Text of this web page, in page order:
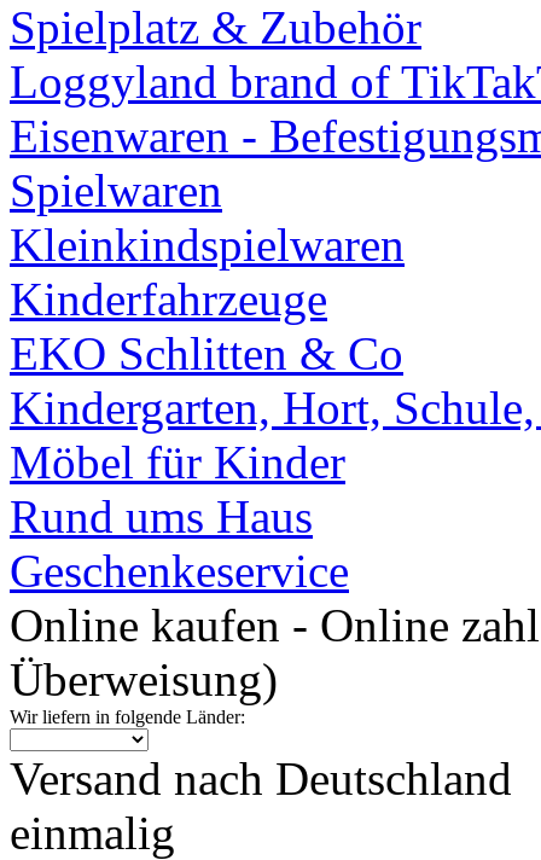
Spielplatz & Zubehör
Loggyland brand of
Eisenwaren -
Spielwaren
Kleinkindspielwaren
Kinderfahrzeuge
EKO Schlitten & Co
Kindergarten, Hort,
Möbel für Kinder
Rund ums Haus
Geschenkeservice
Online kaufen - Online
Überweisung)
Wir liefern in folgende Länder:
Versand nach Deutschland
einmalig